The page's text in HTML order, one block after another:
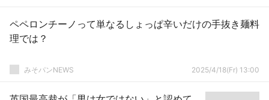
ペペロンチーノって単なるしょっぱ辛いだけの手抜き麺料
理では？
みそパンNEWS 2025/4/18(Fr) 13:00